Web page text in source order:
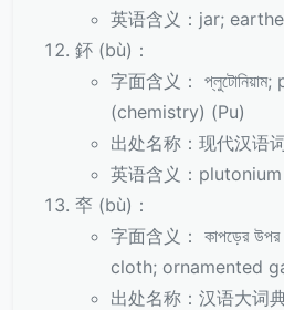
英语含义：jar;
鈈 (bù)：
字面含义：
(chemistry) (Pu)
出处名称：现代汉语
英语含义：plutonium
䘚 (bù)：
字面含义： কাপড়ের
cloth; ornamented
出处名称：汉语大词